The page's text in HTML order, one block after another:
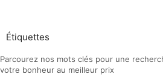
Étiquettes
Parcourez nos mots clés pour une
votre bonheur au meilleur prix